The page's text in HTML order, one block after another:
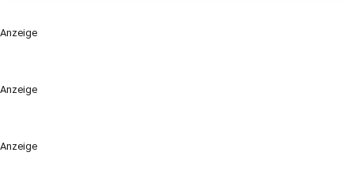
Anzeige
Anzeige
Anzeige